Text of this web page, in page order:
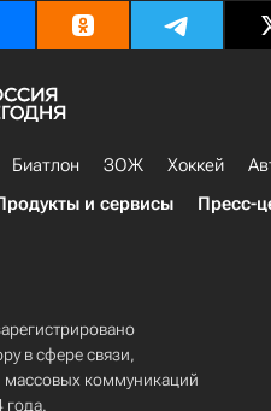
Биатлон ЗОЖ Хоккей
и сервисы Пресс-
в сфере связи,
коммуникаций